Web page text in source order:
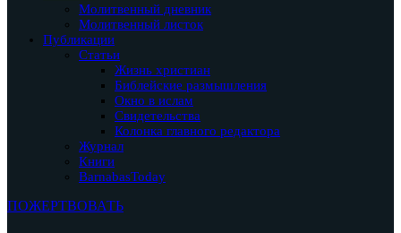
Молитвенный дневник
Молитвенный листок
Публикации
Статьи
Жизнь христиан
Библейские размышления
Окно в ислам
Свидетельства
Колонка главного редактора
Журнал
Книги
BarnabasToday
ПОЖЕРТВОВАТЬ